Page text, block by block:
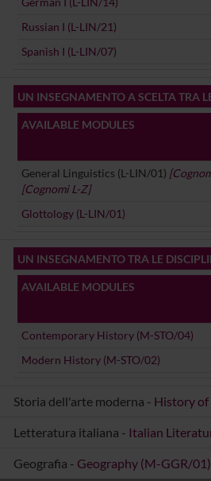
Russian I (L-LIN/21)
Spanish I (L-LIN/07)
UN INSEGNAMENTO A SCELTA TRA
AVAILABLE MODULES
General Linguistics (L-LIN/01)
[Cognomi L-Z]
Glottology (L-LIN/01)
UN INSEGNAMENTO TRA LE
AVAILABLE MODULES
Contemporary History (M-STO/04)
Modern History (M-STO/02)
Storia dell'arte moderna - History of
Letteratura italiana - Italian
Geografia - Geography (M-GGR/01)